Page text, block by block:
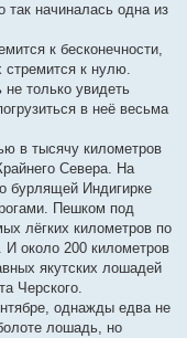
так начиналась одна из
к бесконечности,
стремится к нулю.
только увидеть
в неё весьма
в тысячу километров
Севера. На
бурлящей Индигирке
Пешком под
лёгких километров по
И около 200 километров
якутских лошадей
Черского.
однажды едва не
лошадь, но